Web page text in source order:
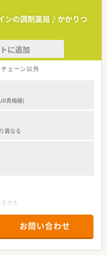
ンの調剤薬局♪かかりつ
に追加
ェーン以外
青梅線)
異なる
方も
お問い合わせ